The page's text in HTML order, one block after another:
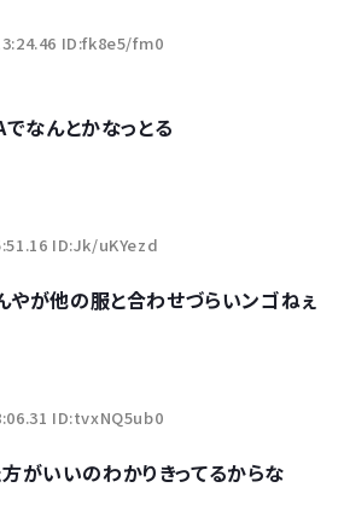
ID:fk8e5/fm0
なんとかなっとる
ID:Jk/uKYezd
やが他の服と合わせづらいンゴねぇ
ID:tvxNQ5ub0
がいいのわかりきってるからな